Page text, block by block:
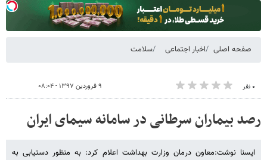
صفحه اصلی اخبار اجتماعی سلامت
۰ نفر ۹ فروردین ۱۳۹۷ - ۰۸:۰۴
رصد بیماران سرطانی در سامانه سیمای ایران
ایسنا نوشت:معاون درمان وزارت بهداشت اعلام کرد: به منظور دستیابی به